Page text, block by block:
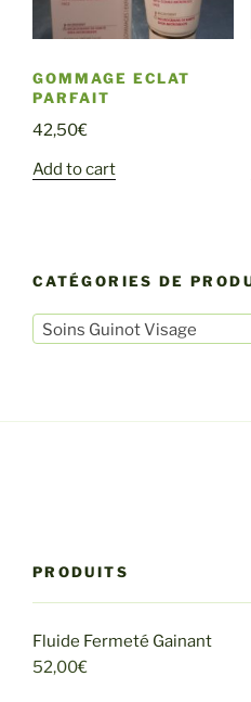
GOMMAGE ECLAT
PARFAIT
42,50€
Add to cart
CATÉGORIES DE
Soins Guinot Visage
PRODUITS
Fluide Fermeté Gainant
52,00€